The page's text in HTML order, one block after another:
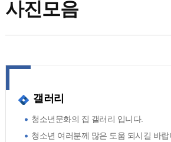
사진모음
갤러리
청소년문화의 집 갤러리 입니다.
청소년 여러분께 많은 도움 되시길 바랍